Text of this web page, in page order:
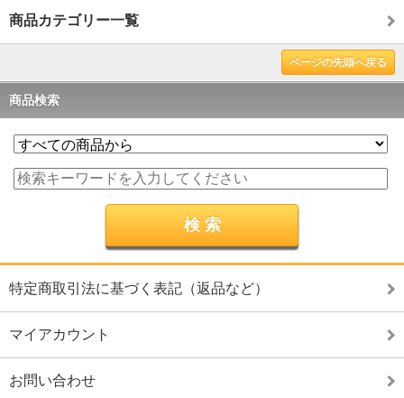
商品カテゴリー一覧
ページの先頭へ戻る
商品検索
特定商取引法に基づく表記（返品など）
マイアカウント
お問い合わせ